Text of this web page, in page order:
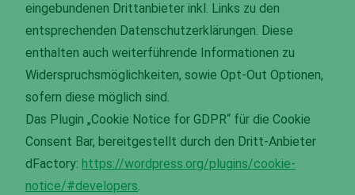
eingebundenen Drittanbieter inkl. Links zu den
entsprechenden Datenschutzerklärungen. Diese
enthalten auch weiterführende Informationen zu
Widerspruchsmöglichkeiten, sowie Opt-Out Optionen,
sofern diese möglich sind.
Das Plugin „Cookie Notice for GDPR“ für die Cookie
Consent Bar, bereitgestellt durch den Dritt-Anbieter
dFactory: https://wordpress.org/plugins/cookie-
notice/#developers.